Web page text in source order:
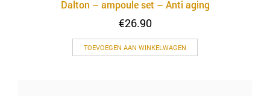
Dalton – ampoule set – Anti aging
€26.90
TOEVOEGEN AAN WINKELWAGEN